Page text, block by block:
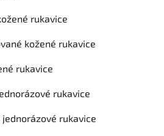
rukavice
kožené rukavice
rukavice
rukavice
rukavice